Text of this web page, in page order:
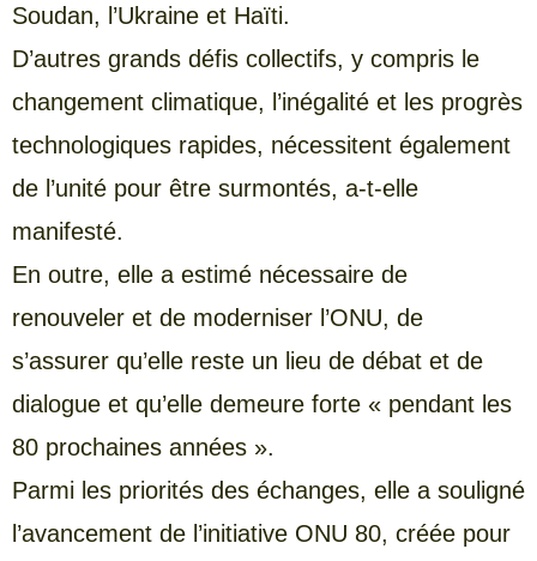
Soudan, l’Ukraine et Haïti.
D’autres grands défis collectifs, y compris le
changement climatique, l’inégalité et les progrès
technologiques rapides, nécessitent également
de l’unité pour être surmontés, a-t-elle
manifesté.
En outre, elle a estimé nécessaire de
renouveler et de moderniser l’ONU, de
s’assurer qu’elle reste un lieu de débat et de
dialogue et qu’elle demeure forte « pendant les
80 prochaines années ».
Parmi les priorités des échanges, elle a souligné
l’avancement de l’initiative ONU 80, créée pour